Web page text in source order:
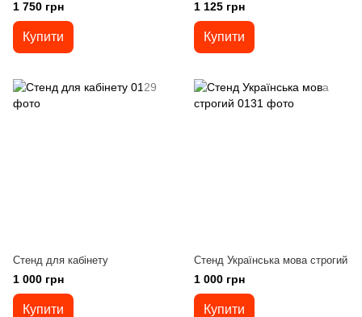
1 750 грн
Купити
1 125 грн
Купити
Стенд для кабінету
1 000 грн
Купити
Стенд Українська мова строгий
1 000 грн
Купити